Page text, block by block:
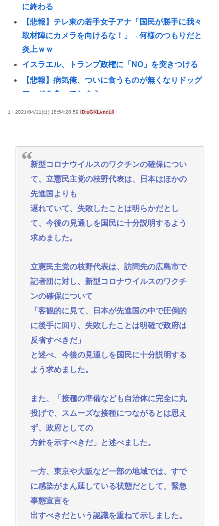
に終わる
【悲報】テレ東の若手女子アナ「国民が勝手に我々
取材陣にカメラを向けるな！」→何様のつもりだと
炎上ｗｗ
イスラエル、トランプ政権に「NO」を突きつける
【悲報】病気俺、ついに食うものが無くなりドッグ
フードを食ってしまう・・・・・・・・・
【朗報】独身さん、人生ベリーイージーモードだっ
を用意するも熱中症で死亡
韓国気象庁、数千億ウォンのスパコン＋AI導入→天
気予報が外れまくるｗｗｗ
「BYD」じゃ駄目な理由、よく考えると無かった
わ。
イスラエル、世界から孤立の道を選択！
(📞´ん`)「はい嫌儲子供電話相談室」👧「犬は大きい
の？」
ガチで死にたい時ってどうしたらいいの？
新しいキーボード買いたいんだけど、今のキーボー
ド壊れなくて買う理由が見つからない
Powered by livedoor 相互RSS
1 : 2021/04/11(日) 18:54:20.59 ID:uGKLvncL0
新型コロナウイルスのワクチンの確保につい
て、立憲民主党の枝野代表は、日本はほかの
先進国よりも
遅れていて、失敗したことは明らかだとし
て、今後の見通しを国民に十分説明するよう
求めました。
立憲民主党の枝野代表は、訪問先の広島市で
記者団に対し、新型コロナウイルスのワクチ
ンの確保について
「客観的に見て、日本が先進国の中で圧倒的
に後手に回り、失敗したことは明確で政府は
反省すべきだ」
と述べ、今後の見通しを国民に十分説明する
よう求めました。
また、「接種の準備なども自治体に完全に丸
投げで、スムーズな接種につながるとは思え
ず、政府としての
方針を示すべきだ」と述べました。
一方、東京や大阪など一部の地域では、すで
に感染がまん延している状態だとして、緊急
事態宣言を
出すべきだという認識を重ねて示しました。